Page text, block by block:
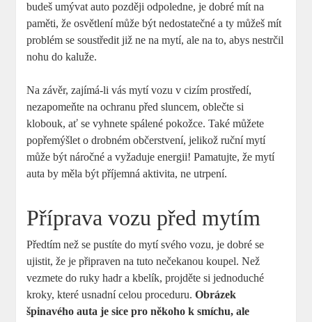
budeš umývat auto později odpoledne, je dobré mít na
paměti, že osvětlení může být nedostatečné a ty můžeš mít
problém se soustředit již ne na mytí, ale na to, abys nestrčil
nohu do kaluže.
Na závěr, zajímá-li vás mytí vozu v cizím prostředí,
nezapomeňte na ochranu před sluncem, oblečte si
klobouk, ať se vyhnete spálené pokožce. Také můžete
popřemýšlet o drobném občerstvení, jelikož ruční mytí
může být náročné a vyžaduje energii! Pamatujte, že mytí
auta by měla být příjemná aktivita, ne utrpení.
Příprava vozu před mytím
Předtím než se pustíte do mytí svého vozu, je dobré se
ujistit, že je připraven na tuto nečekanou koupel. Než
vezmete do ruky hadr a kbelík, projděte si jednoduché
kroky, které usnadní celou proceduru.Obrázek
špinavého auta je sice pro někoho k smíchu, ale